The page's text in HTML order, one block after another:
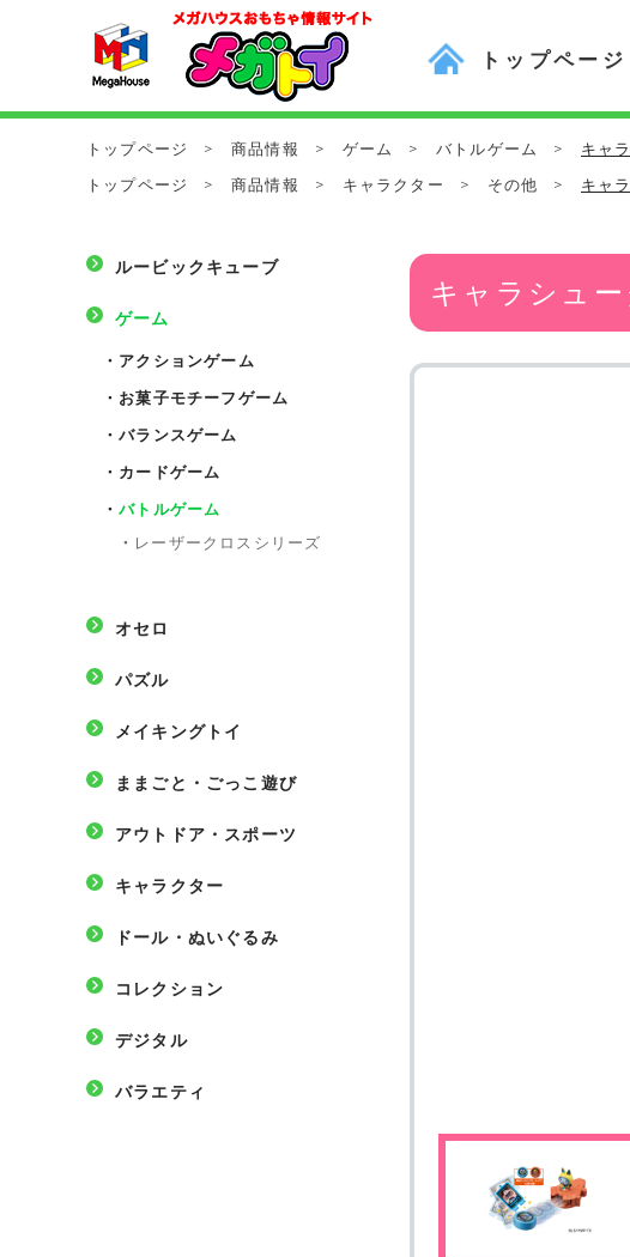
トップページ
トップページ > 商品情報 > ゲーム > バトルゲーム >
キャ
トップページ
> 商品情報 > キャラクター > その他 > キャ
ルービックキューブ
ゲーム
・ アクションゲーム
・ お菓子モチーフゲーム
・バランスゲーム
・ カードゲーム
・バトルゲーム
・ レーザークロスシリーズ
オセロ
パズル
メイキングトイ
ままごと・ごっこ遊び
アウトドア・スポーツ
キャラクター
ドール・ぬいぐるみ
コレクション
デジタル
バラエティ
キャラシュ